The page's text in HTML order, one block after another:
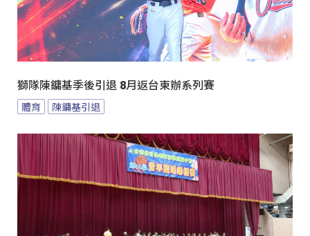
獅隊陳鏞基季後引退 8月返台東辦系列賽
體育 陳鏞基引退